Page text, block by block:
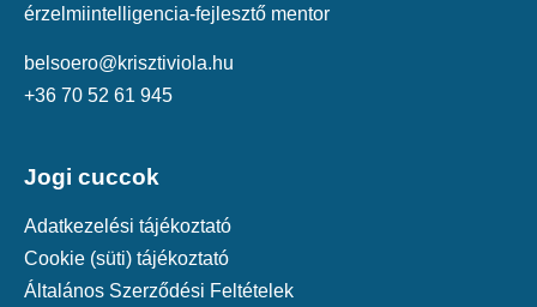
érzelmiintelligencia-fejlesztő mentor
belsoero@krisztiviola.hu
+36 70 52 61 945
Jogi cuccok
Adatkezelési tájékoztató
Cookie (süti) tájékoztató
Általános Szerződési Feltételek